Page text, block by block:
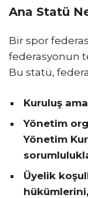
Ana Statü
Bir spor
federasyonun
Bu statü,
Kuruluş
Yönetim
Yönetim
Üyelik
hükümlerini,